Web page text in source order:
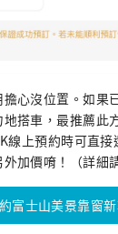
心沒位置。如果
搭車，最推薦此
線上預約時可直
加價唷！（詳細
富士山美景靠窗